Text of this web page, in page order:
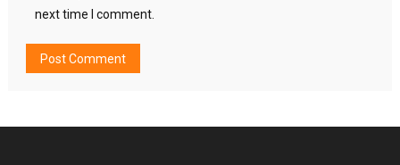
next time I comment.